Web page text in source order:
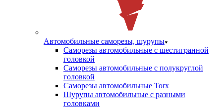
Автомобильные саморезы, шурупы
Саморезы автомобильные с шестигранной
головкой
Саморезы автомобильные с полукруглой
головкой
Саморезы автомобильные Torx
Шурупы автомобильные с разными
головками